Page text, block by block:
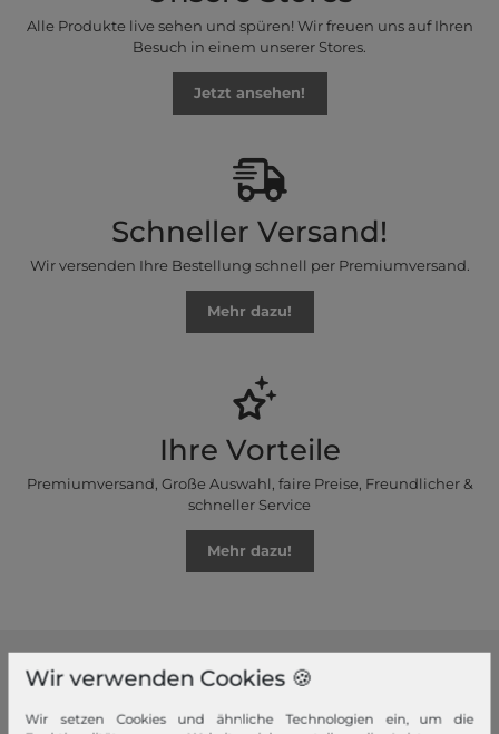
Alle Produkte live sehen und spüren! Wir freuen uns auf Ihren
Besuch in einem unserer Stores.
Jetzt ansehen!
Schneller Versand!
Wir versenden Ihre Bestellung schnell per Premiumversand.
Mehr dazu!
Ihre Vorteile
Premiumversand, Große Auswahl, faire Preise, Freundlicher &
schneller Service
Mehr dazu!
modeherz
Impressum
Wir verwenden Cookies 🍪
Wir setzen Cookies und ähnliche Technologien ein, um die